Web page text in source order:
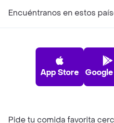
Encuéntranos en estos
App Store
Pide tu comida favorita